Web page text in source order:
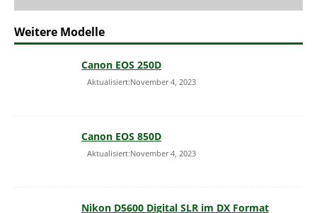
Weitere Modelle
Canon EOS 250D
Aktualisiert:November 4, 2023
Canon EOS 850D
Aktualisiert:November 4, 2023
Nikon D5600 Digital SLR im DX Format